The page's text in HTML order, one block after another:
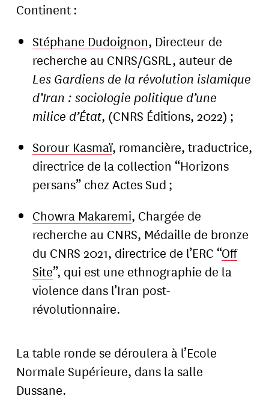
Continent :
Stéphane Dudoignon, Directeur de
recherche au CNRS/GSRL, auteur de
Les Gardiens de la révolution islamique
d’Iran : sociologie politique d’une
milice d’État, (CNRS Éditions, 2022) ;
Sorour Kasmaï, romancière, traductrice,
directrice de la collection “Horizons
persans” chez Actes Sud ;
Chowra Makaremi, Chargée de
recherche au CNRS, Médaille de bronze
du CNRS 2021, directrice de l’ERC “Off
Site”, qui est une ethnographie de la
violence dans l’Iran post-
révolutionnaire.
La table ronde se déroulera à l’Ecole
Normale Supérieure, dans la salle
Dussane.